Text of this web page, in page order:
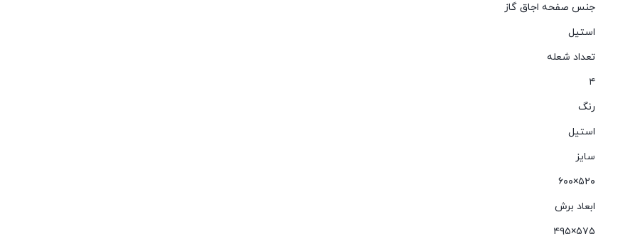
جنس صفحه اجاق گاز
استيل
تعداد شعله
٤
رنگ
استیل
سایز
٥٢٠×٦٠٠
ابعاد برش
۵۷۵×۴۹۵